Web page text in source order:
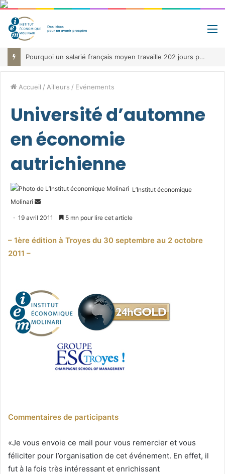
Pourquoi un salarié français moyen travaille 202 jours par an pour financer impôts et cotisations, un record dans toute l’Union européenne
Accueil / Ailleurs / Evénements
Université d’automne
en économie
autrichienne
L’Institut économique
Molinari
Envoyer
19 avril 2011 5 mn pour lire cet article
– 1ère édition à Troyes du 30 septembre au 2 octobre
2011 –
Commentaires de participants
«Je vous envoie ce mail pour vous remercier et vous
féliciter pour l’organisation de cet événement. En effet, il
fut à la fois très intéressant et enrichissant